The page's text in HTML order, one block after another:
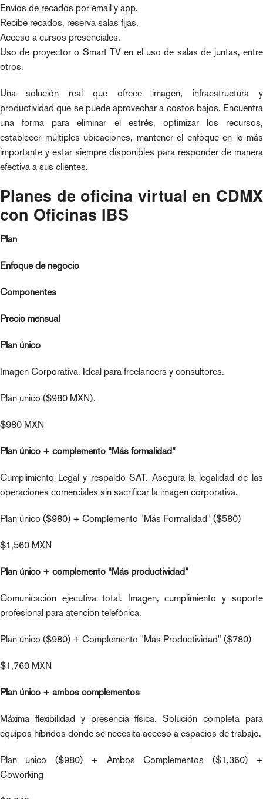
Envíos de recados por email y app.
Recibe recados, reserva salas fijas.
Acceso a cursos presenciales.
Uso de proyector o Smart TV en el uso de salas de juntas, entre
otros.
Una solución real que ofrece imagen, infraestructura y
productividad que se puede aprovechar a costos bajos. Encuentra
una forma para eliminar el estrés, optimizar los recursos,
establecer múltiples ubicaciones, mantener el enfoque en lo más
importante y estar siempre disponibles para responder de manera
efectiva a sus clientes.
Planes de oficina virtual en CDMX
con Oficinas IBS
Plan
Enfoque de negocio
Componentes
Precio mensual
Plan único
Imagen Corporativa. Ideal para freelancers y consultores.
Plan único ($980 MXN).
$980 MXN
Plan único + complemento “Más formalidad”
Cumplimiento Legal y respaldo SAT. Asegura la legalidad de las
operaciones comerciales sin sacrificar la imagen corporativa.
Plan único ($980) + Complemento "Más Formalidad" ($580)
$1,560 MXN
Plan único + complemento “Más productividad”
Comunicación ejecutiva total. Imagen, cumplimiento y soporte
profesional para atención telefónica.
Plan único ($980) + Complemento "Más Productividad" ($780)
$1,760 MXN
Plan único + ambos complementos
Máxima flexibilidad y presencia física. Solución completa para
equipos híbridos donde se necesita acceso a espacios de trabajo.
Plan único ($980) + Ambos Complementos ($1,360) +
Coworking